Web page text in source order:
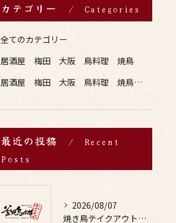
カテゴリー Categories
全てのカテゴリー
居酒屋 梅田 大阪 鳥料理 焼鳥
居酒屋 梅田 大阪 鳥料理 焼鳥 お酒
最近の投稿
Recent
Posts
2026/08/07
焼き鳥テイクアウトで居酒屋気分を自宅で満喫するための賢い注文術と本数の目安